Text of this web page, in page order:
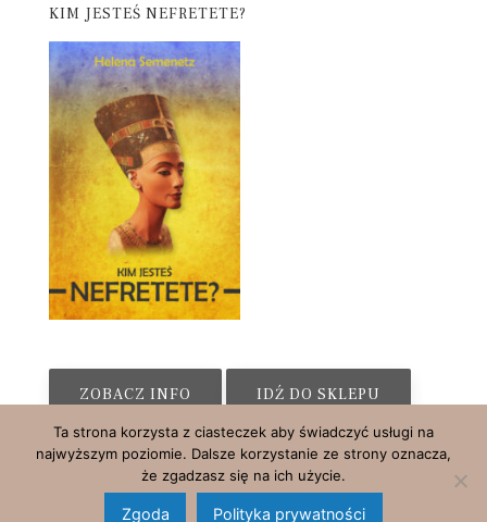
KIM JESTEŚ NEFRETETE?
ZOBACZ INFO IDŹ DO SKLEPU
Ta strona korzysta z ciasteczek aby świadczyć usługi na
najwyższym poziomie. Dalsze korzystanie ze strony oznacza,
że zgadzasz się na ich użycie.
Zgoda Polityka prywatności